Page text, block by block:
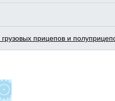
прицепов и